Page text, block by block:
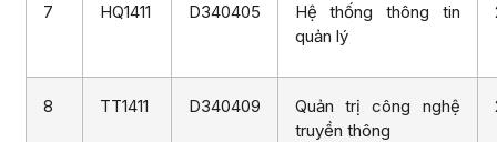
7 HQ1411 D340405
Hệ thống thông tin
quản lý
8 TT1411 D340409
Quản trị công nghệ
truyền thông